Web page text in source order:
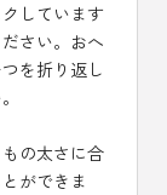
しています
さい。おへ
を折り返し
の太さに合
ができま